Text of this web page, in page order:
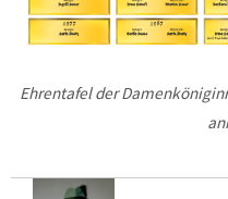
Ehrentafel der